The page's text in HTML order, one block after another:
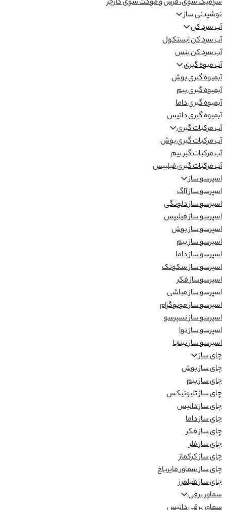
سرامیک شوی، فرش و موکت شوی کارچر
نوشیدنی ساز
آب سرد کن
آب سرد کن ایستکول
آب سرد کن بنس
آب میوه گیری
آبمیوه گیری بوش
آبمیوه گیری بیم
آبمیوه گیری داما
آبمیوه گیری داتیس
آب مرکبات گیری
آب مرکبات گیری بوش
آب مرکبات گیر بیم
آب مرکبات گیری فیلیپس
اسپرسو ساز
اسپرسو ساز آاگ
اسپرسو ساز دلونگی
اسپرسو ساز فیلیپس
اسپرسو ساز بوش
اسپرسو ساز بیم
اسپرسو ساز داما
اسپرسو ساز سکوتک
اسپرسوساز فکر
اسپرسو ساز مباشی
اسپرسو ساز مونوگرام
اسپرسو ساز نسپرسو
اسپرسو ساز نوا
اسپرسو ساز نینجا
چای ساز
چای ساز بوش
چای ساز بیم
چای ساز تلیونیکس
چای ساز داتیس
چای ساز داما
چای ساز فکر
چای ساز فلر
چای ساز کرکماز
چای ساز سماور مایرباخ
چای ساز هیلمرز
سماور برقی